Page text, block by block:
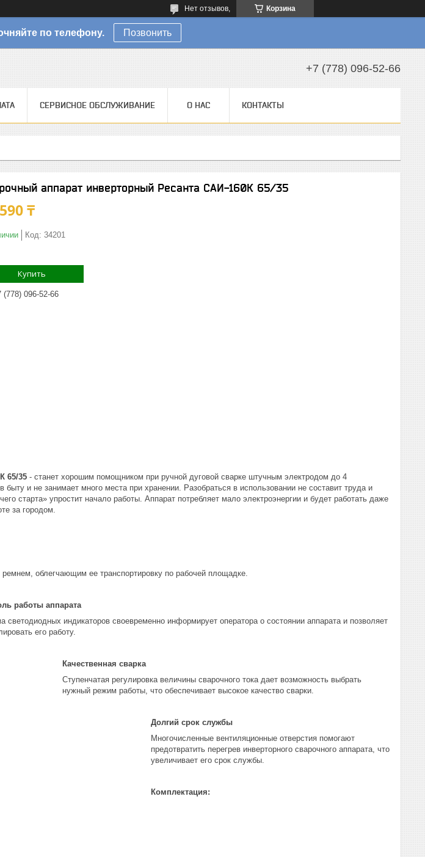
Корзина
Нет отзывов,
по телефону. Позвонить
+7 (778) 096-52-66
СЕРВИСНОЕ ОБСЛУЖИВАНИЕ О НАС КОНТАКТЫ
аппарат инверторный Ресанта САИ-160К 65/35
₸
Код: 34201
Купить
(778) 096-52-66
65/35 - станет хорошим помощником при ручной дуговой сварке штучным электродом до 4
и не занимает много места при хранении. Разобраться в использовании не составит труда и
старта» упростит начало работы. Аппарат потребляет мало электроэнергии и будет работать даже
за городом.
облегчающим ее транспортировку по рабочей площадке.
работы аппарата
светодиодных индикаторов своевременно информирует оператора о состоянии аппарата и позволяет
его работу.
Качественная сварка
Ступенчатая регулировка величины сварочного тока дает возможность выбрать
нужный режим работы, что обеспечивает высокое качество сварки.
Долгий срок службы
Многочисленные вентиляционные отверстия помогают
предотвратить перегрев инверторного сварочного аппарата, что
увеличивает его срок службы.
Комплектация: